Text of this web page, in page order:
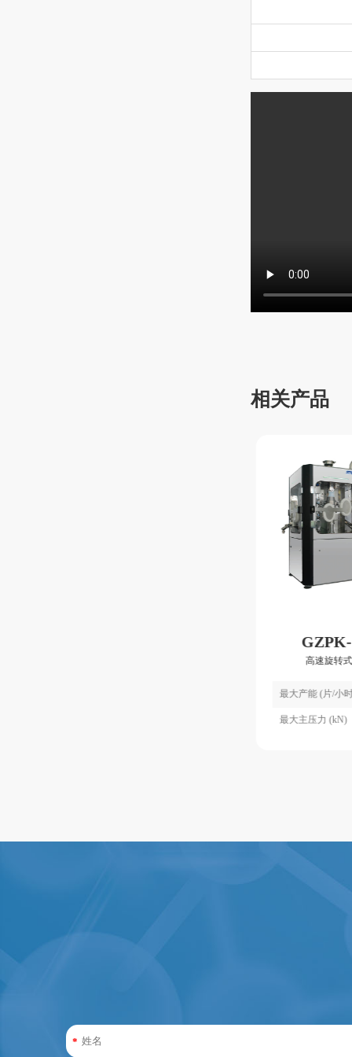
相关产品
高速旋转
最大产能 (片/小
最大主压力 (kN)